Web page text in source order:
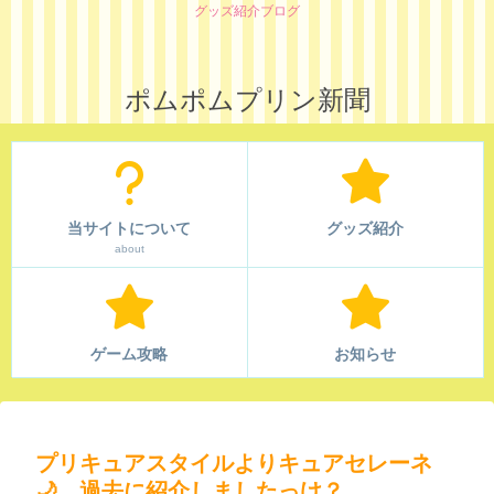
グッズ紹介ブログ
ポムポムプリン新聞
当サイトについて
about
グッズ紹介
ゲーム攻略 お知らせ
プリキュアスタイルよりキュアセレーネ